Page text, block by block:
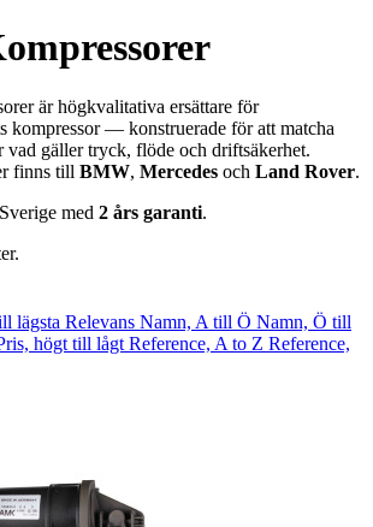
är högkvalitativa ersättare för
kompressor — konstruerade för att matcha
gäller tryck, flöde och driftsäkerhet.
finns till BMW, Mercedes och Land Rover.
med 2 års garanti.
lägsta Relevans Namn, A till Ö Namn, Ö till
högt till lågt Reference, A to Z Reference,